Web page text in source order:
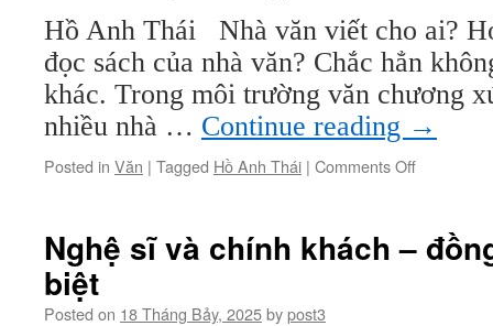
Hồ Anh Thái Nhà văn viết cho ai?
đọc sách của nhà văn? Chắc hẳn
khác. Trong môi trường văn chương
nhiều nhà … Continue reading →
Posted in Văn | Tagged Hồ Anh Thái | Comments Offon
cũng
Nghệ sĩ và chính khách –
biệt
Posted on 18 Tháng Bảy, 2025bypost3